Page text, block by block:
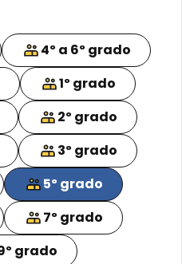
4º a 6º grado
1º grado
2º grado
3º grado
5º grado
7º grado
grado